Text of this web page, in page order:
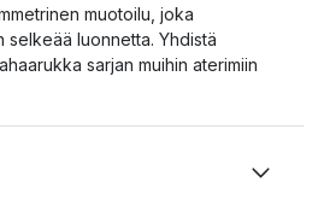
muotoilu, joka
selkeää luonnetta. Yhdistä
sarjan muihin aterimiin